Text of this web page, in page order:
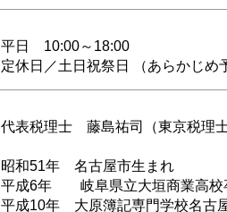
平日 10:00～18:00
定休日／土日祝祭日 （あらかじめ
代表税理士 藤島祐司（東京税理士
昭和51年 名古屋市生まれ
平成6年 岐阜県立大垣商業高校
平成10年 大原簿記専門学校名古